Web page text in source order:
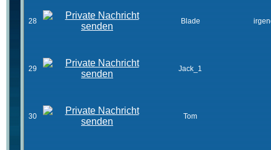
28 Blade
29 Jack_1
30 Tom